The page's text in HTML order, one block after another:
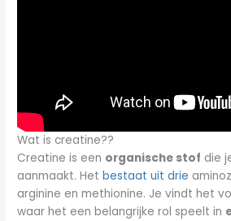
Wat is creatine??
Creatine is een organische stof die
aanmaakt. Hetbestaat uit drie
arginine en methionine. Je vindt het
waar het een belangrijke rol speelt in